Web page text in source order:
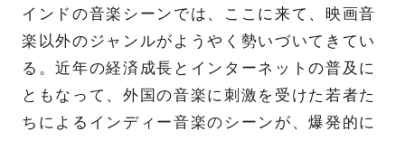
インドの音楽シーンでは、ここに来て、映画音
楽以外のジャンルがようやく勢いづいてきてい
る。近年の経済成長とインターネットの普及に
ともなって、外国の音楽に刺激を受けた若者た
ちによるインディー音楽のシーンが、爆発的に